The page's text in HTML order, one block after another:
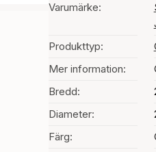
Varumärke:
Produkttyp:
Mer information:
Bredd:
Diameter:
Färg: